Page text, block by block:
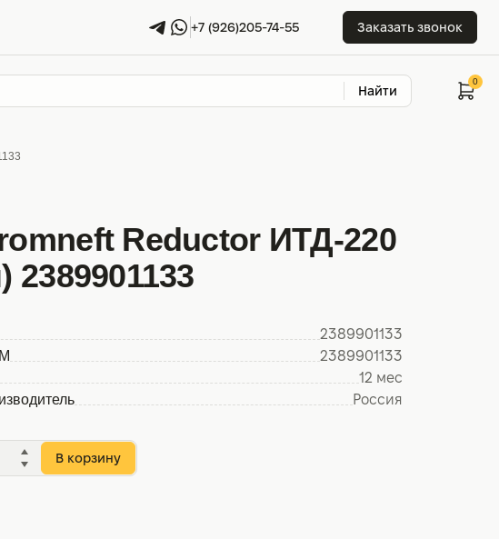
+7 (926)205-74-55 Заказать звонок
Найти
Reductor ИТД-220
2389901133
2389901133
2389901133
12 мес
Россия
В корзину